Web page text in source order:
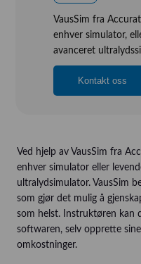
VausSim fra
enhver simulator,
avanceret
Kontakt oss
Ved hjelp av VausSim fra
enhver simulator eller
ultralydsimulator. VausSim
som gjør det mulig å
som helst. Instruktøren kan
softwaren, selv opprette
omkostninger.